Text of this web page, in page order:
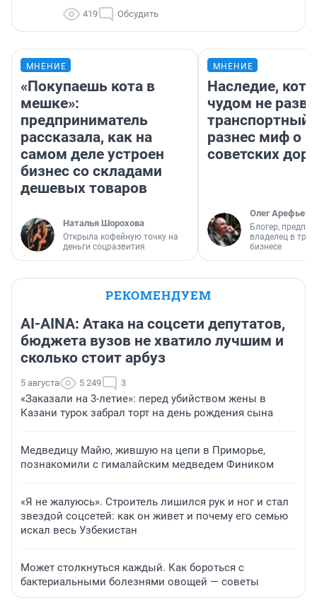
419 Обсудить
МНЕНИЕ
«Покупаешь кота в
мешке»:
предприниматель
рассказала, как на
самом деле устроен
бизнес со складами
дешевых товаров
Наталья Шорохова
Открыла кофейную точку на
деньги соцразвития
МНЕНИЕ
Наследие,
чудом не
транспортный
разнес миф о
советских
Олег Арефьев
Блогер,
владелец в
бизнесе
РЕКОМЕНДУЕМ
AI-AINA: Атака на соцсети депутатов,
бюджета вузов не хватило лучшим и
сколько стоит арбуз
5 августа 5 249 3
«Заказали на 3-летие»: перед убийством жены в
Казани турок забрал торт на день рождения сына
Медведицу Майю, жившую на цепи в Приморье,
познакомили с гималайским медведем Фиником
«Я не жалуюсь». Строитель лишился рук и ног и стал
звездой соцсетей: как он живет и почему его семью
искал весь Узбекистан
Может столкнуться каждый. Как бороться с
бактериальными болезнями овощей — советы